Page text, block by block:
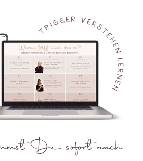
Du sofort nach